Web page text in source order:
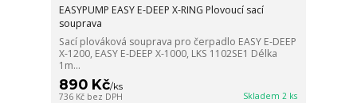
EASYPUMP EASY E-DEEP X-RING Plovoucí sací
souprava
Sací plováková souprava pro čerpadlo EASY E-DEEP
X-1200, EASY E-DEEP X-1000, LKS 1102SE1 Délka
1m...
890 Kč/ks
736 Kč bez DPH Skladem 2 ks